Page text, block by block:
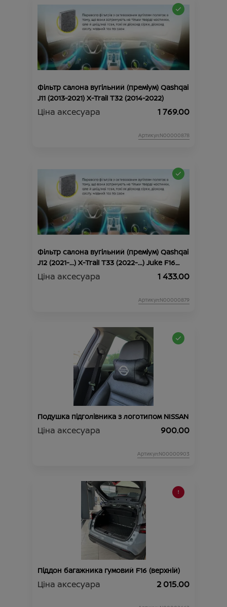
Фільтр салона вугільний (преміум) Qashqai
J11 (2013-2021) X-Trail Т32 (2014-2022)
Ціна аксесуара 1 769.00
Артикул:N00000878
Фільтр салона вугільний (преміум) Qashqai
J12 (2021-...) X-Trail Т33 (2022-...) Juke F16
(2019-...)
Ціна аксесуара 1 433.00
Артикул:N00000879
Подушка підголівника з логотипом NISSAN
Ціна аксесуара 900.00
Артикул:N00000903
Піддон багажника гумовий F16 (верхній)
Ціна аксесуара 2 015.00